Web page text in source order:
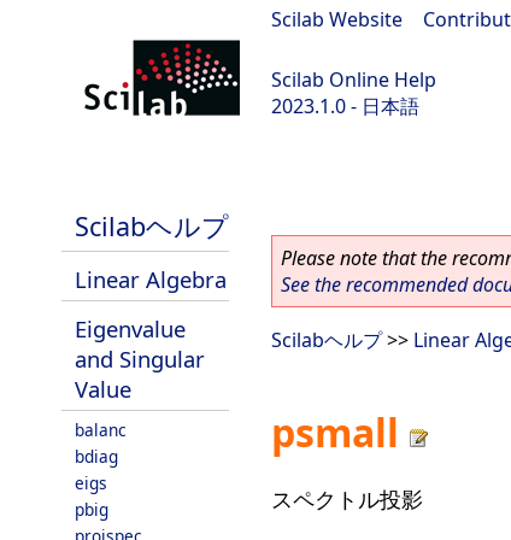
Scilab Website
Scilab Online Help
2023.1.0 - 日本語
Scilabヘルプ
Linear Algebra
Eigenvalue
and Singular
Value
balanc
bdiag
eigs
pbig
Please note that the
See the recommended
Scilabヘルプ>> Linear
psmall
スペクトル投影